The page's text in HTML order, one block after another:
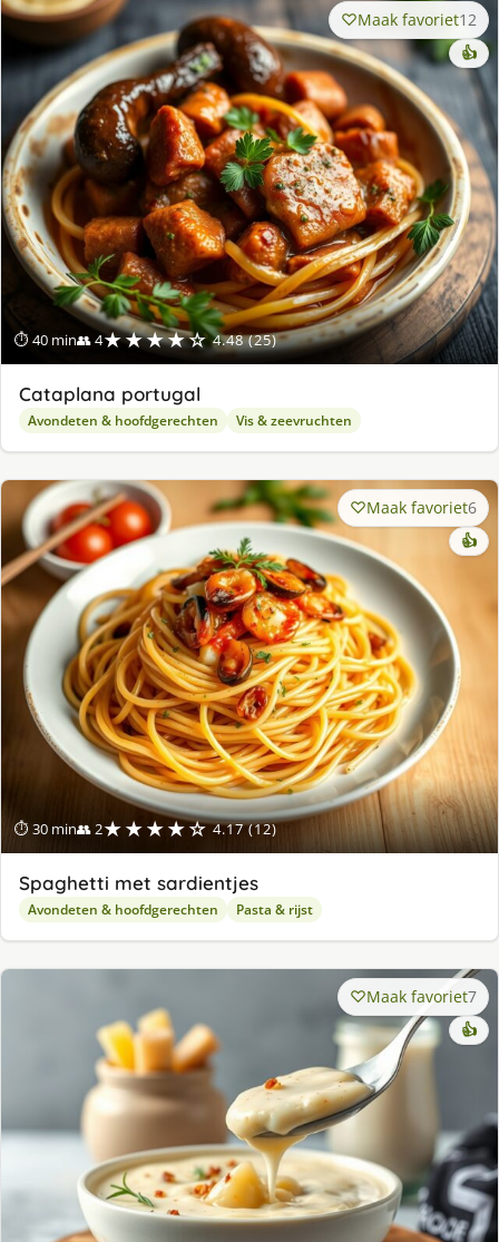
⏱ 40 min👥 4★★★★☆ 4.48 (25)
Maak favoriet12
👍
Cataplana portugal
Avondeten & hoofdgerechten Vis & zeevruchten
⏱ 30 min👥 2★★★★☆ 4.17 (12)
Maak favoriet6
👍
Spaghetti met sardientjes
Avondeten & hoofdgerechten Pasta & rijst
Maak favoriet7
👍